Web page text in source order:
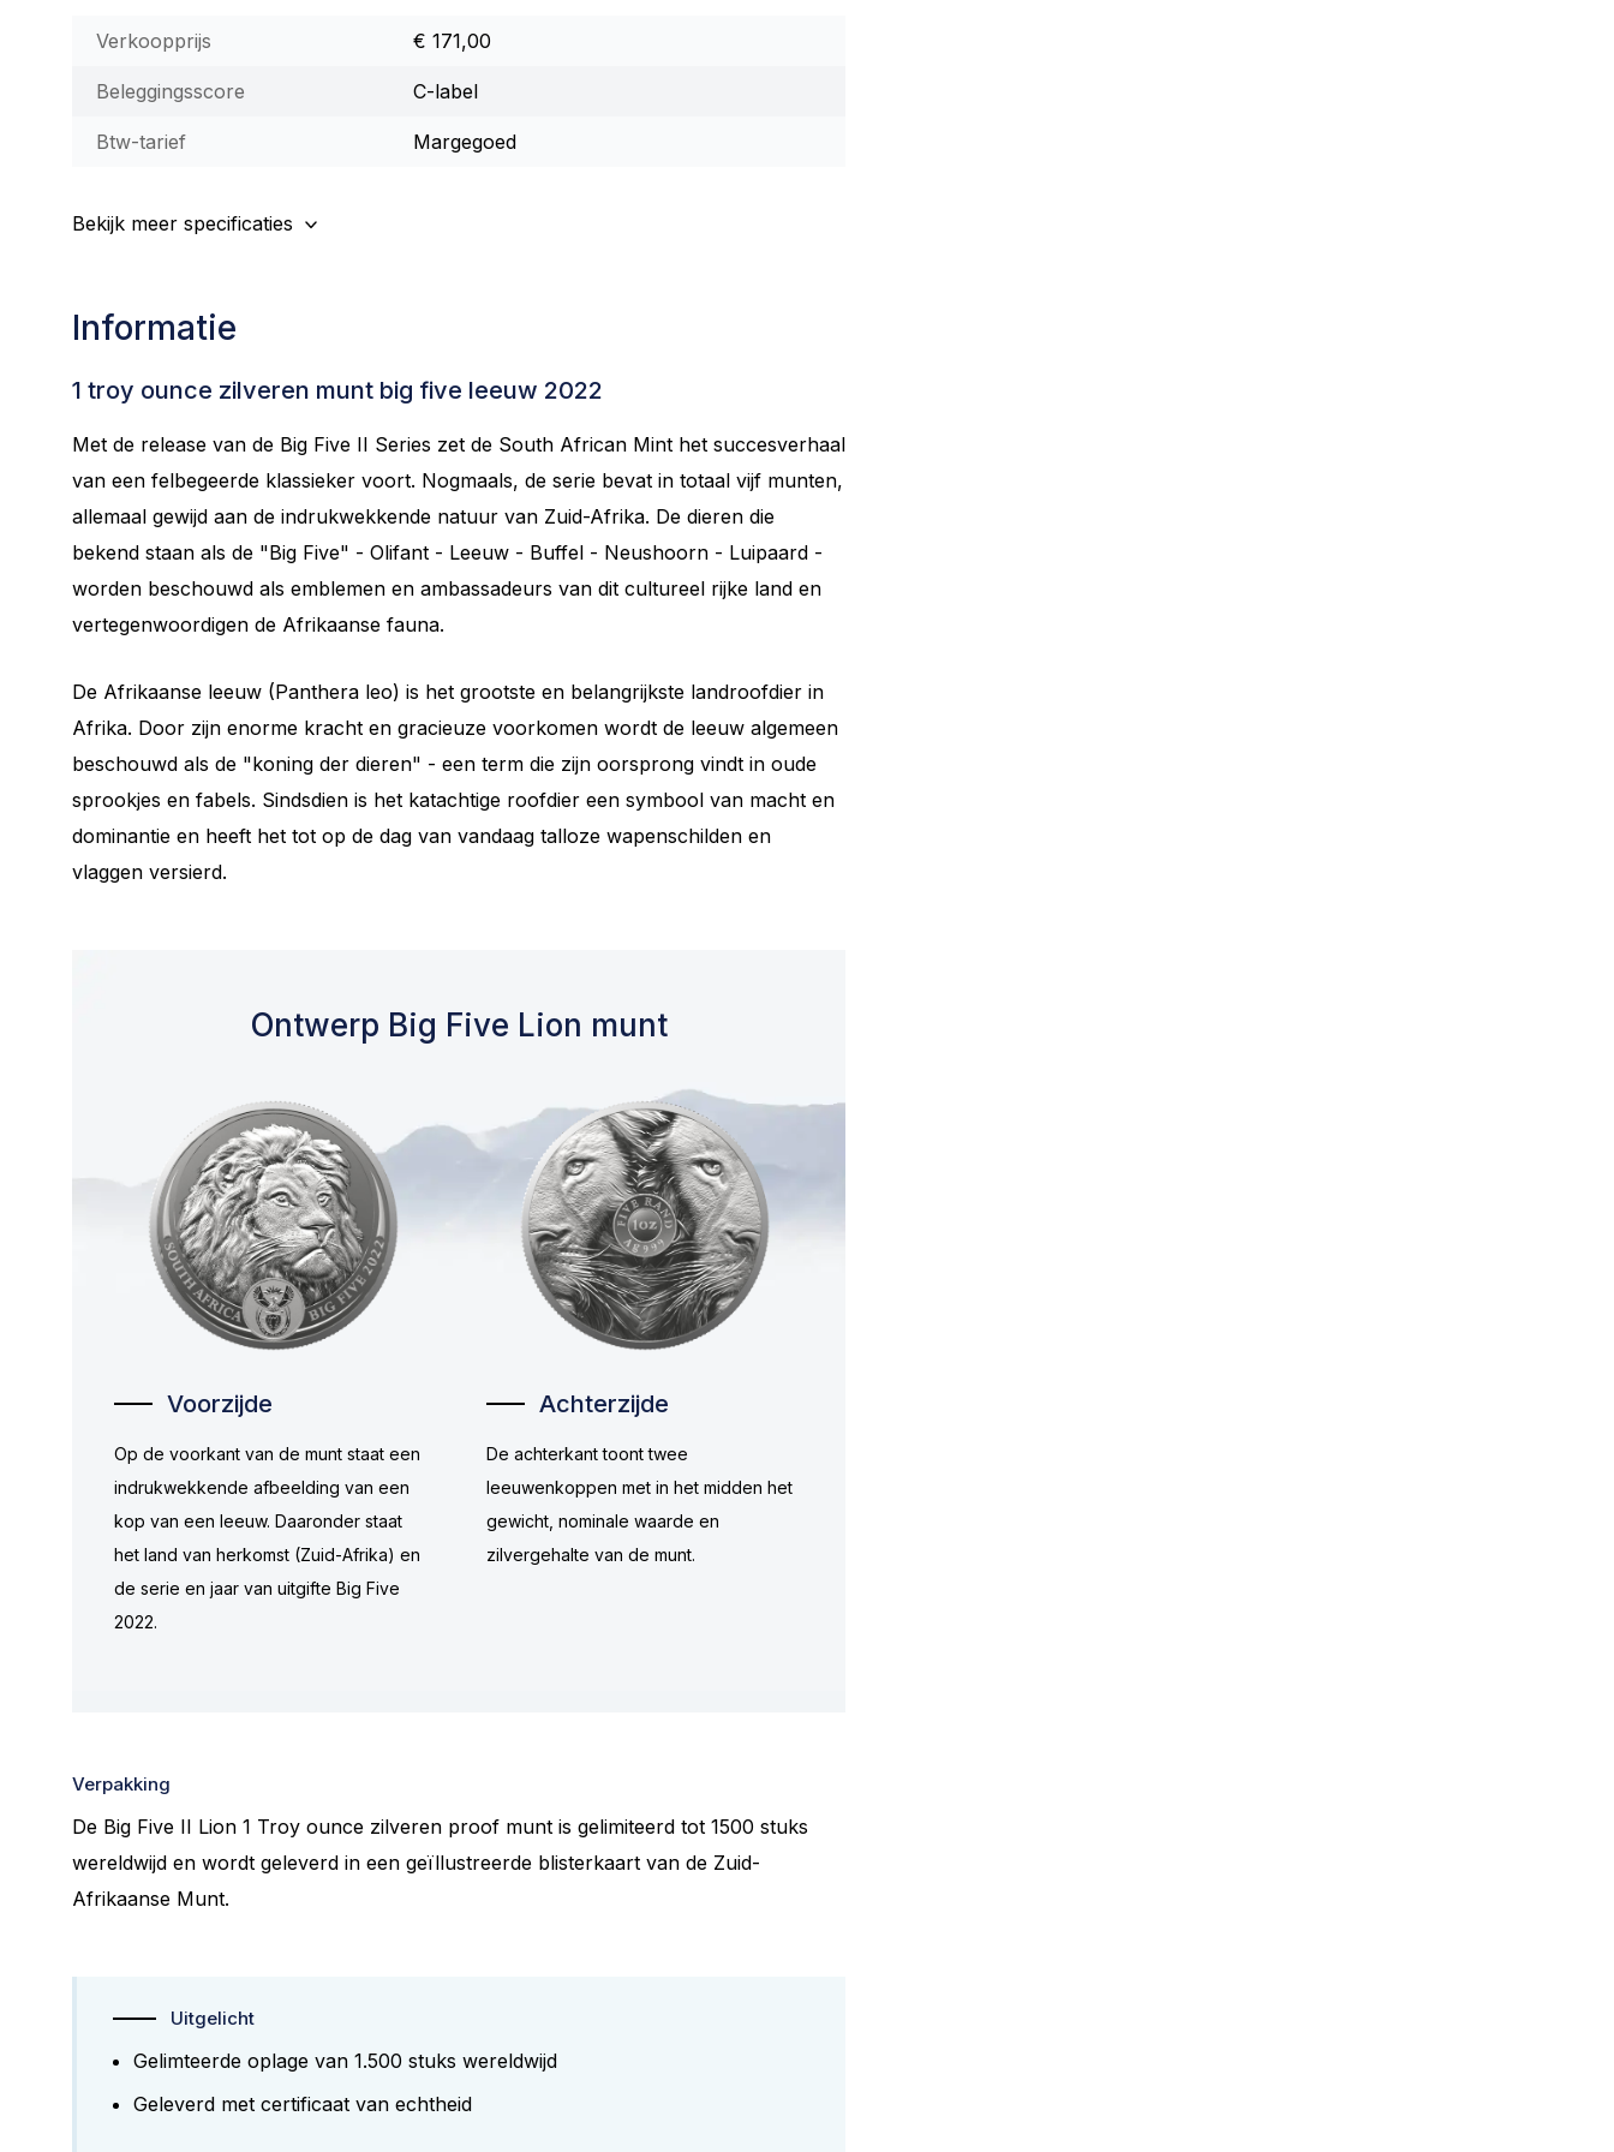
Verkoopprijs € 171,00
Beleggingsscore C-label
Btw-tarief Margegoed
Bekijk meer specificaties
Informatie
1 troy ounce zilveren munt big five leeuw 2022
Met de release van de Big Five II Series zet de South African Mint het succesverhaal
van een felbegeerde klassieker voort. Nogmaals, de serie bevat in totaal vijf munten,
allemaal gewijd aan de indrukwekkende natuur van Zuid-Afrika. De dieren die
bekend staan ​​als de "Big Five" - ​​Olifant - Leeuw - Buffel - Neushoorn - Luipaard -
worden beschouwd als emblemen en ambassadeurs van dit cultureel rijke land en
vertegenwoordigen de Afrikaanse fauna.
De Afrikaanse leeuw (Panthera leo) is het grootste en belangrijkste landroofdier in
Afrika. Door zijn enorme kracht en gracieuze voorkomen wordt de leeuw algemeen
beschouwd als de "koning der dieren" - een term die zijn oorsprong vindt in oude
sprookjes en fabels. Sindsdien is het katachtige roofdier een symbool van macht en
dominantie en heeft het tot op de dag van vandaag talloze wapenschilden en
vlaggen versierd.
Ontwerp Big Five Lion munt
Voorzijde
Op de voorkant van de munt staat een
indrukwekkende afbeelding van een
kop van een leeuw. Daaronder staat
het land van herkomst (Zuid-Afrika) en
de serie en jaar van uitgifte Big Five
2022.
Achterzijde
De achterkant toont twee
leeuwenkoppen met in het midden het
gewicht, nominale waarde en
zilvergehalte van de munt.
Verpakking
De Big Five II Lion 1 Troy ounce zilveren proof munt is gelimiteerd tot 1500 stuks
wereldwijd en wordt geleverd in een geïllustreerde blisterkaart van de Zuid-
Afrikaanse Munt.
Uitgelicht
Gelimteerde oplage van 1.500 stuks wereldwijd
Geleverd met certificaat van echtheid